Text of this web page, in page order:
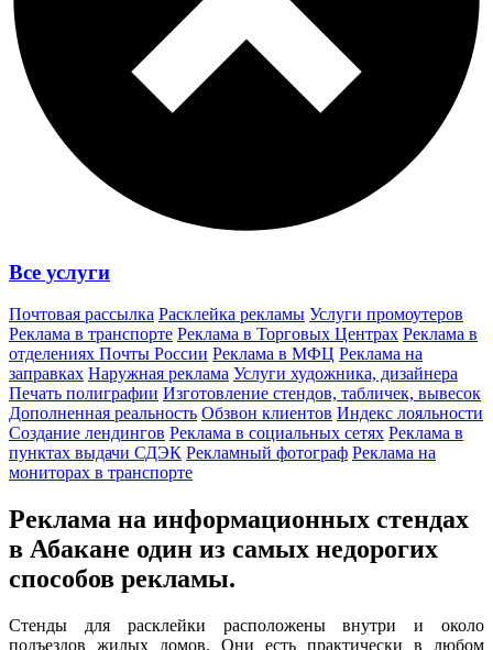
Все услуги
Почтовая рассылка Расклейка рекламы Услуги промоутеров
Реклама в транспорте Реклама в Торговых Центрах Реклама в
отделениях Почты России Реклама в МФЦ Реклама на
заправках Наружная реклама Услуги художника, дизайнера
Печать полиграфии Изготовление стендов, табличек, вывесок
Дополненная реальность Обзвон клиентов Индекс лояльности
Создание лендингов Реклама в социальных сетях Реклама в
пунктах выдачи СДЭК Рекламный фотограф Реклама на
мониторах в транспорте
Реклама на информационных стендах
в Абакане один из самых недорогих
способов рекламы.
Стенды для расклейки расположены внутри и около
подъездов жилых домов. Они есть практически в любом